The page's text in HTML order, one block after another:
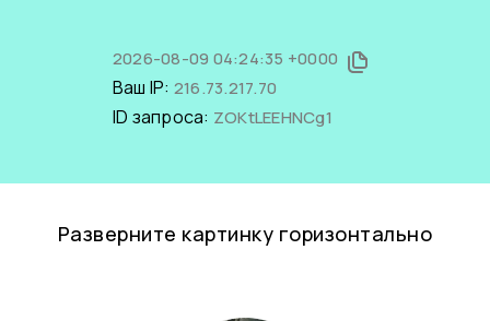
2026-08-09 04:24:35 +0000
Ваш IP: 216.73.217.70
ID запроса: ZOKtLEEHNCg1
Разверните картинку горизонтально